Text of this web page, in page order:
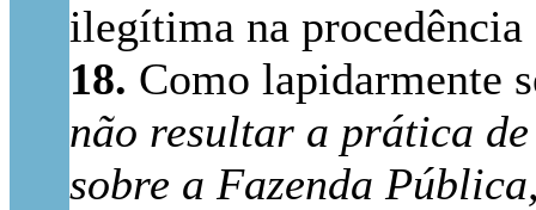
ilegítima na procedência
18. Como lapidarmente
não resultar a prática
sobre a Fazenda